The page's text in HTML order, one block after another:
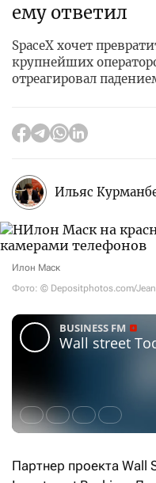
ему ответил
SpaceX хочет
крупнейших
отреагировал
Ильяс
Илон Маск
Фото: © Depositphotos.com/
Партнер проекта Wall